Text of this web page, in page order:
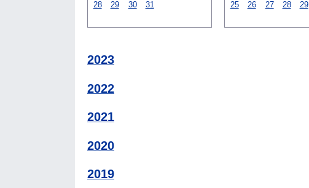
28
29 30 31
25
26 27 28 29
2023
2022
2021
2020
2019